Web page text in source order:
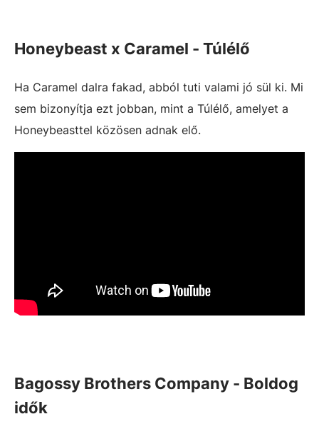
Honeybeast x Caramel - Túlélő
Ha Caramel dalra fakad, abból tuti valami jó sül ki. Mi
sem bizonyítja ezt jobban, mint a Túlélő, amelyet a
Honeybeasttel közösen adnak elő.
Bagossy Brothers Company - Boldog
idők